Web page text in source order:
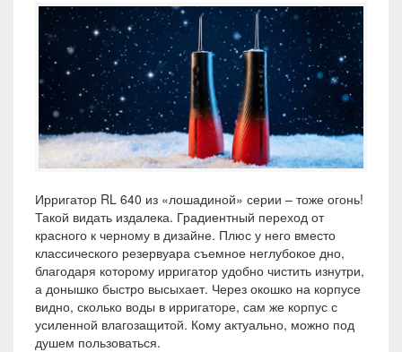
Ирригатор RL 640 из «лошадиной» серии – тоже огонь!
Такой видать издалека. Градиентный переход от
красного к черному в дизайне. Плюс у него вместо
классического резервуара съемное неглубокое дно,
благодаря которому ирригатор удобно чистить изнутри,
а донышко быстро высыхает. Через окошко на корпусе
видно, сколько воды в ирригаторе, сам же корпус с
усиленной влагозащитой. Кому актуально, можно под
душем пользоваться.